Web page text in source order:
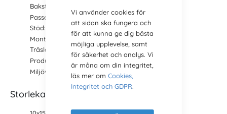
Vi använder cookies för
att sidan ska fungera och
för att kunna ge dig bästa
möjliga upplevelse, samt
för säkerhet och analys. Vi
är måna om din integritet,
läs mer om Cookies,
Integritet och GDPR.
Bakstycke: Ja (
Passepartout: Nej (köps separat här)
Stöd: Nej
Montering: Böjbara stift
Träslag: Furu,
Pinus Sylvestris läs mer
Produktion: Svensk tillverkning
Miljöval: Ja (
läs mer
Storlekar